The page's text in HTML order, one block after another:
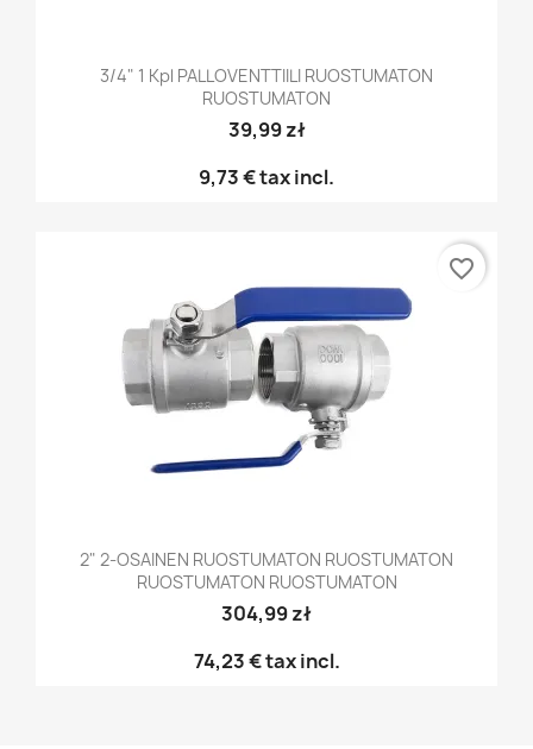
3/4" 1 Kpl PALLOVENTTIILI RUOSTUMATON
RUOSTUMATON
39,99 zł
9,73 €tax incl.
2" 2-OSAINEN RUOSTUMATON RUOSTUMATON
RUOSTUMATON RUOSTUMATON
304,99 zł
74,23 €tax incl.
favorite_border